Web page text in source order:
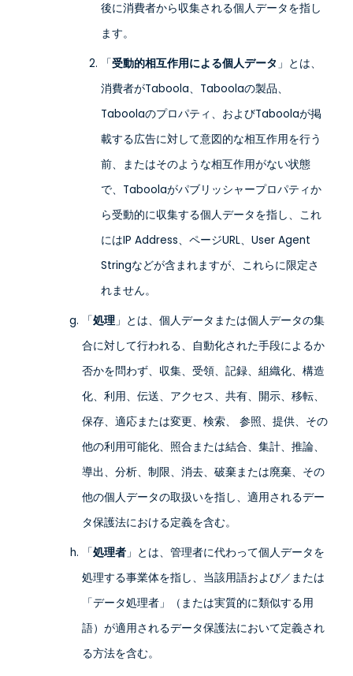
後に消費者から収集される個人データを指し
ます。
「受動的相互作用による個人データ」とは、
消費者がTaboola、Taboolaの製品、
Taboolaのプロパティ、およびTaboolaが掲
載する広告に対して意図的な相互作用を行う
前、またはそのような相互作用がない状態
で、Taboolaがパブリッシャープロパティか
ら受動的に収集する個人データを指し、これ
にはIP Address、ページURL、User Agent
Stringなどが含まれますが、これらに限定さ
れません。
「処理」とは、個人データまたは個人データの集
合に対して行われる、自動化された手段によるか
否かを問わず、収集、受領、記録、組織化、構造
化、利用、伝送、アクセス、共有、開示、移転、
保存、適応または変更、検索、 参照、提供、その
他の利用可能化、照合または結合、集計、推論、
導出、分析、制限、消去、破棄または廃棄、その
他の個人データの取扱いを指し、適用されるデー
タ保護法における定義を含む。
「処理者」とは、管理者に代わって個人データを
処理する事業体を指し、当該用語および／または
「データ処理者」（または実質的に類似する用
語）が適用されるデータ保護法において定義され
る方法を含む。